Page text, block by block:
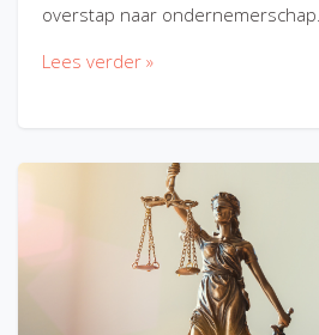
overstap naar ondernemerschap…
Lees verder »